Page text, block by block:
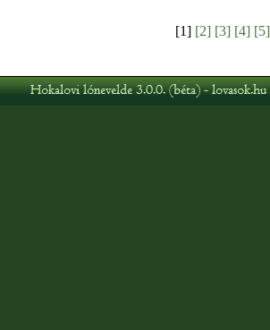
[1] [2] [3] [4] [5]